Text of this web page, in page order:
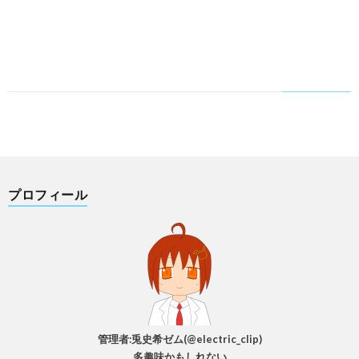
プロフィール
管理者:兎史希ゼム(@electric_clip)